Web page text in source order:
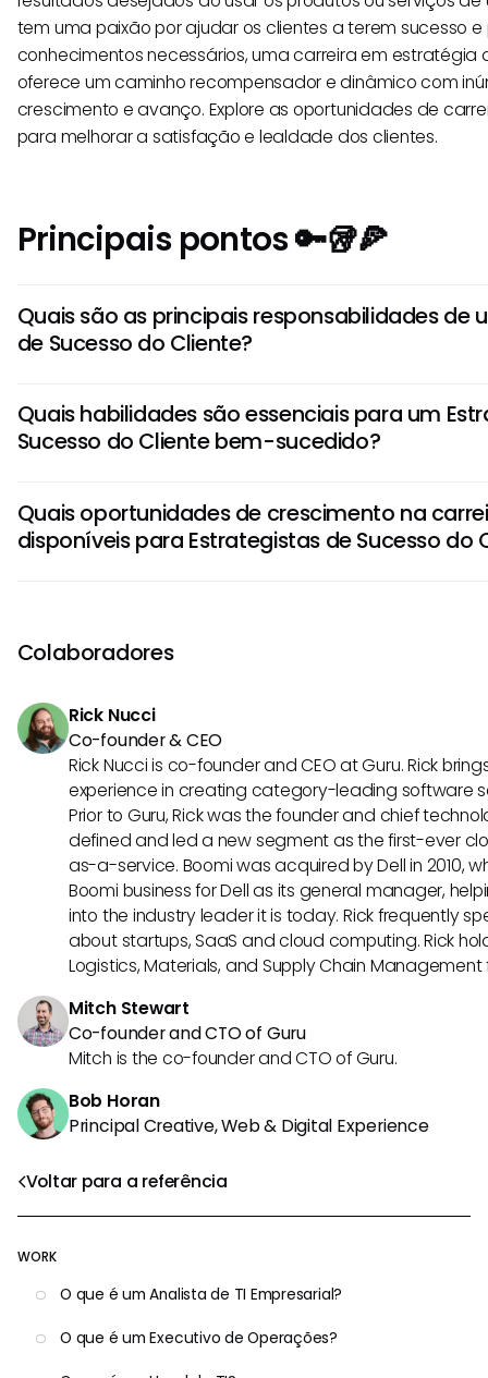
Voltar para a referência
WORK
O que é um Analista de TI Empresarial?
O que é um Executivo de Operações?
tem uma paixão por ajudar os clientes a terem sucesso
conhecimentos necessários, uma carreira em estratégia
oferece um caminho recompensador e dinâmico com
crescimento e avanço. Explore as oportunidades de
para melhorar a satisfação e lealdade dos clientes.
Principais pontos 🔑🥡🍕
Quais são as principais responsabilidades de
de Sucesso do Cliente?
cliente, desenvolver planos de sucesso, realizar check-
para identificar tendências e abordar proativamente as
Quais habilidades são essenciais para um
Sucesso do Cliente bem-sucedido?
comunicação forte, construção de relacionamentos,
análise de dados, gestão de projetos e conhecimento
Quais oportunidades de crescimento na
disponíveis para Estrategistas de Sucesso do
do Cliente. Além disso, existem oportunidades em
ou empreendedorismo para aqueles que buscam
Colaboradores
Rick Nucci
Co-founder & CEO
Rick Nucci is co-founder and CEO at Guru. Rick
experience in creating category-leading software
Prior to Guru, Rick was the founder and chief
defined and led a new segment as the first-ever
as-a-service. Boomi was acquired by Dell in 2010,
Boomi business for Dell as its general manager,
into the industry leader it is today. Rick frequently
about startups, SaaS and cloud computing. Rick
Logistics, Materials, and Supply Chain Management
Mitch Stewart
Co-founder and CTO of Guru
Mitch is the co-founder and CTO of Guru.
Bob Horan
Principal Creative, Web & Digital Experience